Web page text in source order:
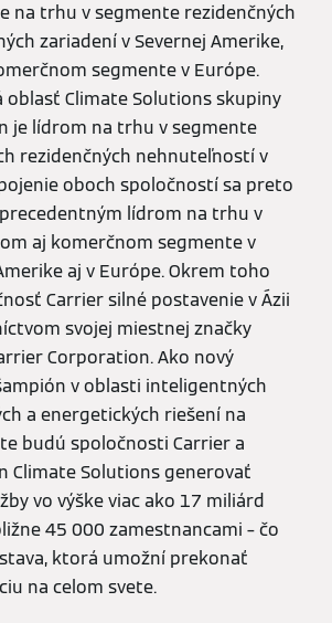
na trhu v segmente rezidenčných
zariadení v Severnej Amerike,
segmente v Európe.
oblasť Climate Solutions skupiny
je lídrom na trhu v segmente
rezidenčných nehnuteľností v
oboch spoločností sa preto
lídrom na trhu v
aj komerčnom segmente v
aj v Európe. Okrem toho
Carrier silné postavenie v Ázii
svojej miestnej značky
Corporation. Ako nový
v oblasti inteligentných
a energetických riešení na
budú spoločnosti Carrier a
Climate Solutions generovať
vo výške viac ako 17 miliárd
45 000 zamestnancami – čo
ktorá umožní prekonať
na celom svete.